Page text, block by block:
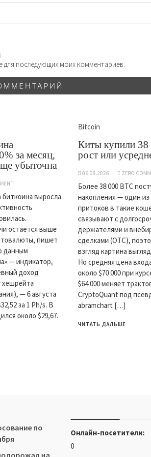
для последующих моих комментариев.
за месяц,
убыточна
выросла
остается выше
пишет
данным
— индикатор,
доход
хешрейта
— 6 августа
за 1 Ph/s. В
около $29,67.
Bitcoin
Киты купили 38
рост или
06.08.2026 ZERO
Более 38 000 BTC
накопления — один
притоков в такие
связывают с
держателями и
сделками (OTC),
взгляд картина
Но средняя цена
около $70 000 при
$64 000 меняет
CryptoQuant под
abramchart […]
ЧИТАТЬ ДАЛЬШЕ
по
на
Онлайн-посетители:
0